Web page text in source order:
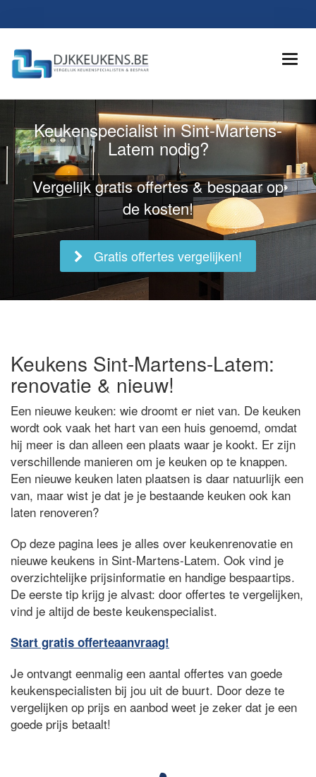
Keukenspecialist in Sint-Martens-
Latem nodig?
Vergelijk gratis offertes & bespaar op
de kosten!
Gratis offertes vergelijken!
Keukens Sint-Martens-Latem:
renovatie & nieuw!
Een nieuwe keuken: wie droomt er niet van. De keuken
wordt ook vaak het hart van een huis genoemd, omdat
hij meer is dan alleen een plaats waar je kookt. Er zijn
verschillende manieren om je keuken op te knappen.
Een nieuwe keuken laten plaatsen is daar natuurlijk een
van, maar wist je dat je je bestaande keuken ook kan
laten renoveren?
Op deze pagina lees je alles over keukenrenovatie en
nieuwe keukens in Sint-Martens-Latem. Ook vind je
overzichtelijke prijsinformatie en handige bespaartips.
De eerste tip krijg je alvast: door offertes te vergelijken,
vind je altijd de beste keukenspecialist.
Start gratis offerteaanvraag!
Je ontvangt eenmalig een aantal offertes van goede
keukenspecialisten bij jou uit de buurt. Door deze te
vergelijken op prijs en aanbod weet je zeker dat je een
goede prijs betaalt!